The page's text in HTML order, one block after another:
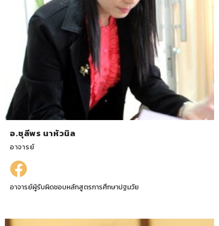
อ.ชุลีพร นาหัวนิล
อาจารย์
อาจารย์ผู้รับผิดชอบหลักสูตรการศึกษาปฐมวัย